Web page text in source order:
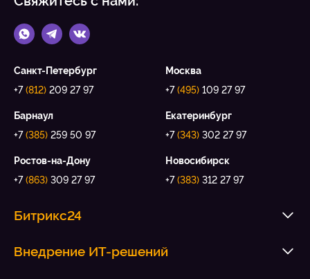
Санкт-Петербург
+7(812) 209 27 97
Москва
+7(495) 109 27 97
Барнаул
+7(385) 259 50 97
Екатеринбург
+7(343) 302 27 97
Ростов-на-Дону
+7(863) 309 27 97
Новосибирск
+7(383) 312 27 97
Битрикс24
Внедрение ИТ-решений